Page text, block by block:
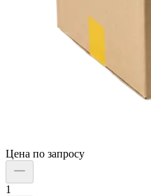
Цена по запросу
1